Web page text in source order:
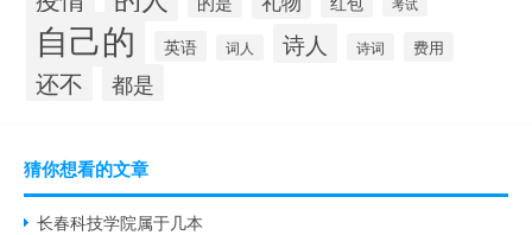
自己的 英语 词人 诗人 诗词 费用
还不 都是
猜你想看的文章
长春科技学院属于几本